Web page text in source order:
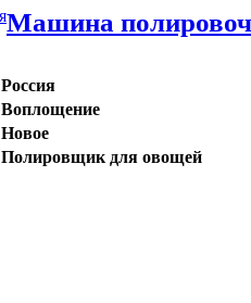
Машина
Россия
Воплощение
Новое
Полировщик для овощей